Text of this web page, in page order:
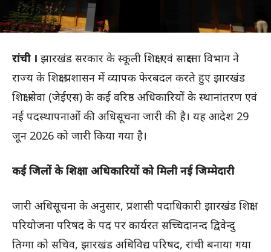
रांची । झारखंड सरकार के स्कूली शिक्षा एवं साक्षरता विभाग ने
राज्य के शिक्षा प्रशासन में व्यापक फेरबदल करते हुए झारखंड
शिक्षा सेवा (जेईएस) के कई वरिष्ठ अधिकारियों के स्थानांतरण एवं
नई पदस्थापनाओं की अधिसूचना जारी की है। यह आदेश 29
जून 2026 को जारी किया गया है।
कई जिलों के शिक्षा अधिकारियों को मिली नई जिम्मेदारी
जारी अधिसूचना के अनुसार, प्रशासी पदाधिकारी झारखंड शिक्षा
परियोजना परिषद के पद पर कार्यरत सच्चिदानन्द द्विवेन्दु
तिग्गा को सचिव, झारखंड अधिविद्य परिषद, रांची बनाया गया